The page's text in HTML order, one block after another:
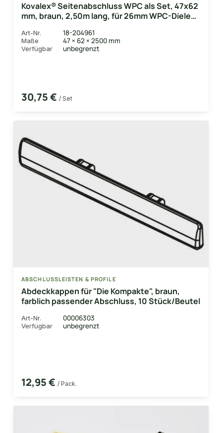
Kovalex® Seitenabschluss WPC als Set, 47x62
mm, braun, 2,50m lang, für 26mm WPC-Dielen,
Art-Nr. 18-204961
Maße 47 × 62 × 2500 mm
Verfügbar unbegrenzt
30,75 € / Set
ABSCHLUSSLEISTEN & PROFILE
Abdeckkappen für "Die Kompakte", braun,
farblich passender Abschluss, 10 Stück/Beutel
Art-Nr. 00006303
Verfügbar unbegrenzt
12,95 € / Pack.